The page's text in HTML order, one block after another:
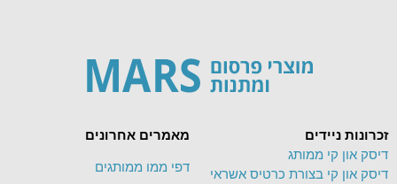
מאמרים אחרונים
דפי ממו ממותגים
זכרונות ניידים
דיסק און קי ממותג
דיסק און קי בצורת כרטיס אשראי